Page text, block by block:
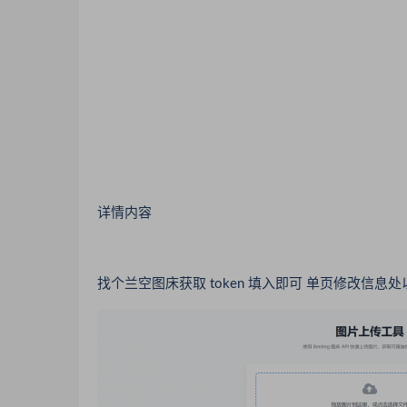
详情内容
找个兰空图床获取 token 填入即可 单页修改信息处